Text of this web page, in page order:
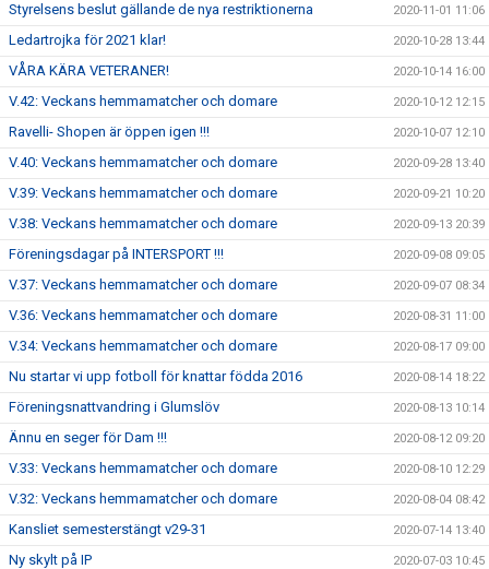
Styrelsens beslut gällande de nya restriktionerna 2020-11-01 11:06
Ledartrojka för 2021 klar! 2020-10-28 13:44
VÅRA KÄRA VETERANER! 2020-10-14 16:00
V.42: Veckans hemmamatcher och domare 2020-10-12 12:15
Ravelli- Shopen är öppen igen !!! 2020-10-07 12:10
V.40: Veckans hemmamatcher och domare 2020-09-28 13:40
V.39: Veckans hemmamatcher och domare 2020-09-21 10:20
V.38: Veckans hemmamatcher och domare 2020-09-13 20:39
Föreningsdagar på INTERSPORT !!! 2020-09-08 09:05
V.37: Veckans hemmamatcher och domare 2020-09-07 08:34
V.36: Veckans hemmamatcher och domare 2020-08-31 11:00
V.34: Veckans hemmamatcher och domare 2020-08-17 09:00
Nu startar vi upp fotboll för knattar födda 2016 2020-08-14 18:22
Föreningsnattvandring i Glumslöv 2020-08-13 10:14
Ännu en seger för Dam !!! 2020-08-12 09:20
V.33: Veckans hemmamatcher och domare 2020-08-10 12:29
V.32: Veckans hemmamatcher och domare 2020-08-04 08:42
Kansliet semesterstängt v29-31 2020-07-14 13:40
Ny skylt på IP 2020-07-03 10:45